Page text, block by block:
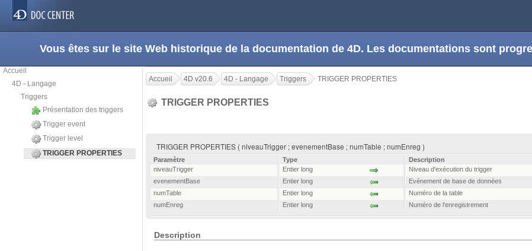
Vous êtes sur le site Web historique de la documentation de 4D. Les documentations sont
Accueil
4D - Langage
Triggers
Présentation des triggers
Trigger event
Trigger level
TRIGGER PROPERTIES
Accueil 4D v20.6 4D - Langage Triggers TRIGGER PROPERTIES
TRIGGER PROPERTIES
TRIGGER PROPERTIES ( niveauTrigger ; evenementBase ; numTable ; numEnreg )
Paramètre Type
Description
niveauTrigger
Entier long
Niveau d'exécution du trigger
evenementBase
Entier long
Evénement de base de données
numTable
Entier long
Numéro de la table
numEnreg
Entier long Numéro de l'enregistrement
Description